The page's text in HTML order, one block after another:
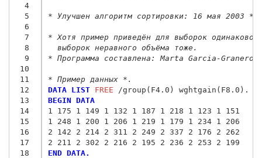
  4
  5
  6
  7
  8
  9
10
11
12
13
14
15
16
17
18
* Улучшен алгоритм сортировки: 16 мая 2003
* Хотя пример приведён для выборок
  выборок неравного объёма тоже.
* Программа составлена: Marta Garcia-Granero.
* Пример данных *.
DATA LIST FREE
BEGIN DATA
1 175 1 149 1 132 1 187 1 218 1 123 1 151
1 248 1 200 1 206 1 219 1 179 1 234 1 206
2 142 2 214 2 311 2 249 2 337 2 176 2 262
2 211 2 302 2 216 2 195 2 236 2 253 2 199
END DATA.